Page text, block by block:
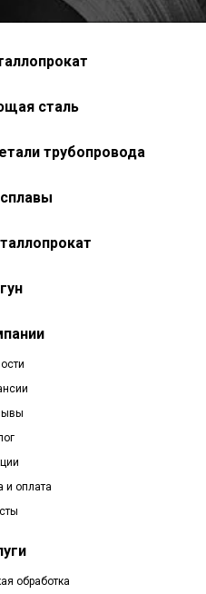
сталь
трубопровода
и оплата
обработка